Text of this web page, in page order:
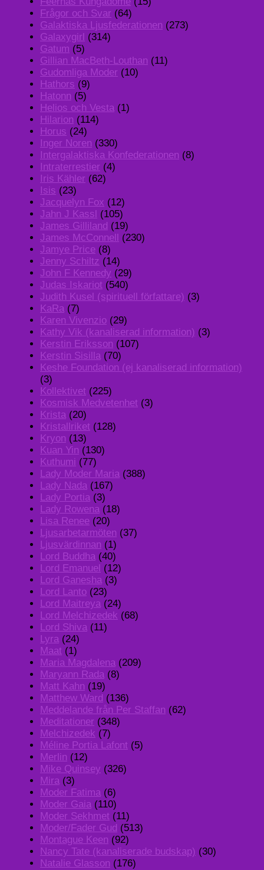
Frågor och Svar (64)
Galaktiska Ljusfederationen (273)
Galaxygirl (314)
Gatum (5)
Gillian MacBeth-Louthan (11)
Gudomliga Moder (10)
Hathors (9)
Hatonn (5)
Helios och Vesta (1)
Hilarion (114)
Horus (24)
Inger Noren (330)
Intergalaktiska Konfederationen (8)
Intraterrestier (4)
Iris Kähler (62)
Isis (23)
Jacquelyn Fox (12)
Jahn J Kassl (105)
James Gilliland (19)
James McConnell
(230)
Jamye Price (8)
Jenny Schiltz (14)
John F Kennedy (29)
Judas Iskariot (540)
Judith Kusel (spirituell författare) (3)
KaRa (7)
Karen Vivenzio (29)
Kathy Vik (kanaliserad information) (3)
Kerstin Eriksson (107)
Kerstin Sisilla (70)
Keshe Foundation (ej kanaliserad information)
(3)
Kollektivet (225)
Kosmisk Medvetenhet (3)
Krista (20)
Kristallriket (128)
Kryon (13)
Kuan Yin (130)
Kuthumi (77)
Lady Moder Maria (388)
Lady Nada (167)
Lady Portia (3)
Lady Rowena (18)
Lisa Renee (20)
Ljusarbetarmöten (37)
Ljusvärdinnan (1)
Lord Buddha (40)
Lord Emanuel (12)
Lord Ganesha (3)
Lord Lanto (23)
Lord Maitreya (24)
Lord Melchizedek (68)
Lord Shiva (11)
Lyra (24)
Maat (1)
Maria Magdalena (209)
Maryann Rada (8)
Matt Kahn (19)
Matthew Ward (136)
Meddelande från Per Staffan (62)
Meditationer (348)
Melchizedek (7)
Méline Portia Lafont (5)
Merlin (12)
Mike Quinsey (326)
Mira (3)
Moder Fatima (6)
Moder Gaia (110)
Moder Sekhmet (11)
Moder/Fader Gud (513)
Montague Keen (92)
Nancy Tate (kanaliserade budskap) (30)
Natalie Glasson (176)